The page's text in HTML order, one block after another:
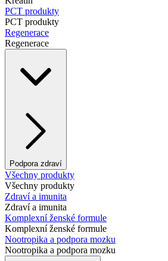
PCT produkty
PCT produkty
Regenerace
Regenerace
Podpora zdraví
Všechny produkty
Všechny produkty
Zdraví a imunita
Zdraví a imunita
Komplexní ženské formule
Komplexní ženské formule
Nootropika a podpora mozku
Nootropika a podpora mozku